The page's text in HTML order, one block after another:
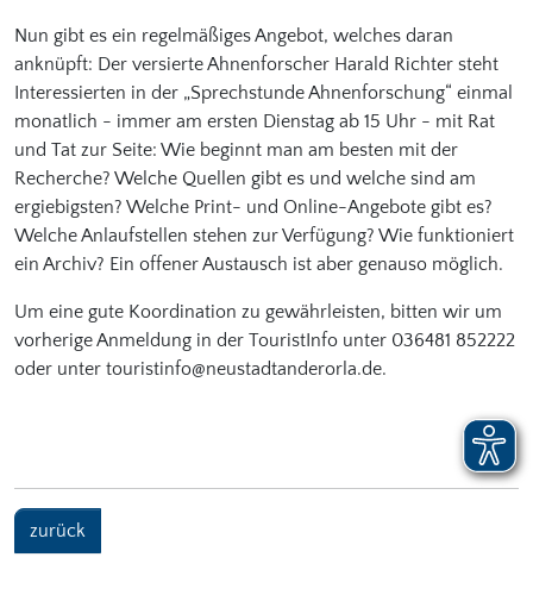
Nun gibt es ein regelmäßiges Angebot, welches daran
anknüpft: Der versierte Ahnenforscher Harald Richter steht
Interessierten in der „Sprechstunde Ahnenforschung“ einmal
monatlich - immer am ersten Dienstag ab 15 Uhr - mit Rat
und Tat zur Seite: Wie beginnt man am besten mit der
Recherche? Welche Quellen gibt es und welche sind am
ergiebigsten? Welche Print- und Online-Angebote gibt es?
Welche Anlaufstellen stehen zur Verfügung? Wie funktioniert
ein Archiv? Ein offener Austausch ist aber genauso möglich.
Um eine gute Koordination zu gewährleisten, bitten wir um
vorherige Anmeldung in der TouristInfo unter 036481 852222
oder unter touristinfo@neustadtanderorla.de.
zurück